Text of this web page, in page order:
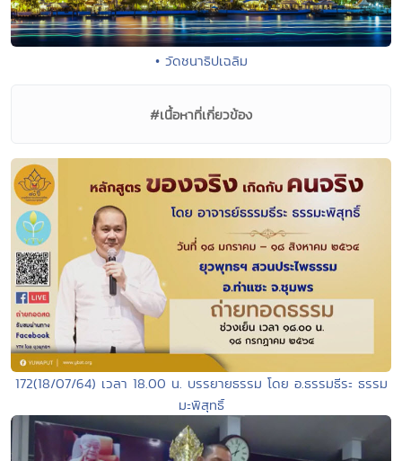
• วัดชนาธิปเฉลิม
#เนื้อหาที่เกี่ยวข้อง
172(18/07/64) เวลา 18.00 น. บรรยายธรรม โดย อ.ธรรมธีระ ธรรม
มะพิสุทธิ์